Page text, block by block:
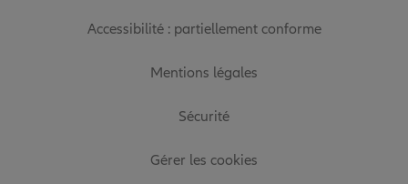
Accessibilité : partiellement conforme
Mentions légales
Sécurité
Gérer les cookies